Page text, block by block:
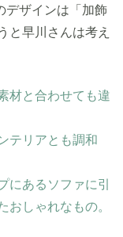
デザインは「加飾
と早川さんは考え
材と合わせても違
テリアとも調和
にあるソファに引
おしゃれなもの。